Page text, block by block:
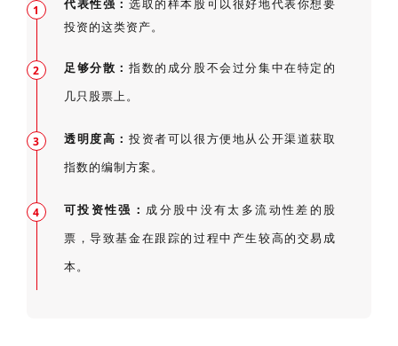
1 代表性强： 选取的样本股可以很好地代表你想要
投资的这类资产。
2 足够分散： 指数的成分股不会过分集中在特定的
几只股票上。
3 透明度高： 投资者可以很方便地从公开渠道获取
指数的编制方案。
4 可投资性强： 成分股中没有太多流动性差的股
票，导致基金在跟踪的过程中产生较高的交易成
本。